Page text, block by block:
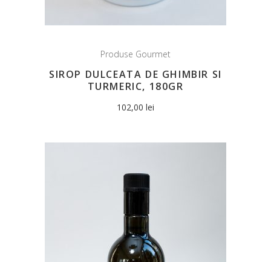
Produse Gourmet
SIROP DULCEATA DE GHIMBIR SI
TURMERIC, 180GR
102,00 lei